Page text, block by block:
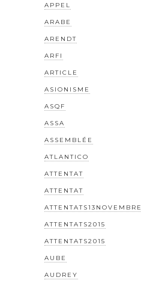
APPEL
ARABE
ARENDT
ARFI
ARTICLE
ASIONISME
ASQF
ASSA
ASSEMBLÉE
ATLANTICO
ATTENTAT
ATTENTAT
ATTENTATS13NOVEMBRE
ATTENTATS2015
ATTENTATS2015
AUBE
AUDREY